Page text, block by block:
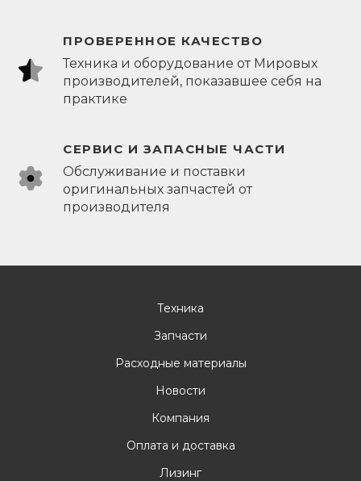
ПРОВЕРЕННОЕ КАЧЕСТВО
Техника и оборудование от Мировых
производителей, показавшее себя на
практике
СЕРВИС И ЗАПАСНЫЕ ЧАСТИ
Обслуживание и поставки
оригинальных запчастей от
производителя
Техника
Запчасти
Расходные материалы
Новости
Компания
Оплата и доставка
Лизинг